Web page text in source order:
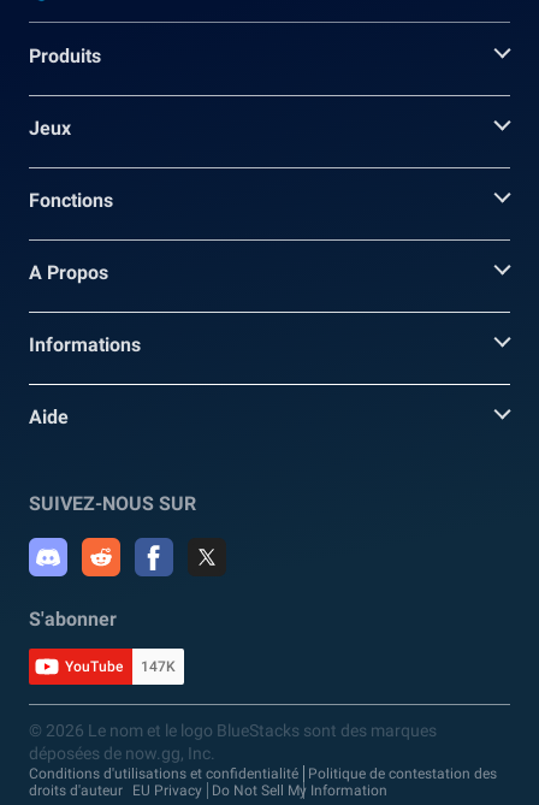
Produits
Jeux
Fonctions
A Propos
Informations
Aide
SUIVEZ-NOUS SUR
S'abonner
YouTube 147K
© 2026 Le nom et le logo BlueStacks sont des marques
déposées de now.gg, Inc.
Conditions d'utilisations et confidentialité
Politique de contestation des
droits d'auteur
EU Privacy Do Not Sell My Information